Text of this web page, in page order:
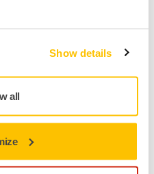
Show details
all
Responsable